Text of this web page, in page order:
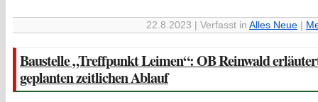
22.8.2023 | Verfasst in Alles Neue
Baustelle „Treffpunkt Leimen“: OB Reinwald
geplanten zeitlichen Ablauf